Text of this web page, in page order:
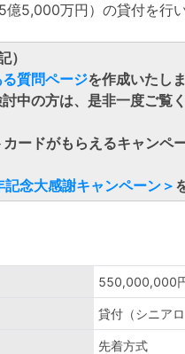
5,000万円）の貸付を行い
）
質問ページを作成いたしま
中の方は、是非一度ご覧く
ードがもらえるキャンペ
念大感謝キャンペーン＞
550,000,000
貸付（シニアロ
先着方式